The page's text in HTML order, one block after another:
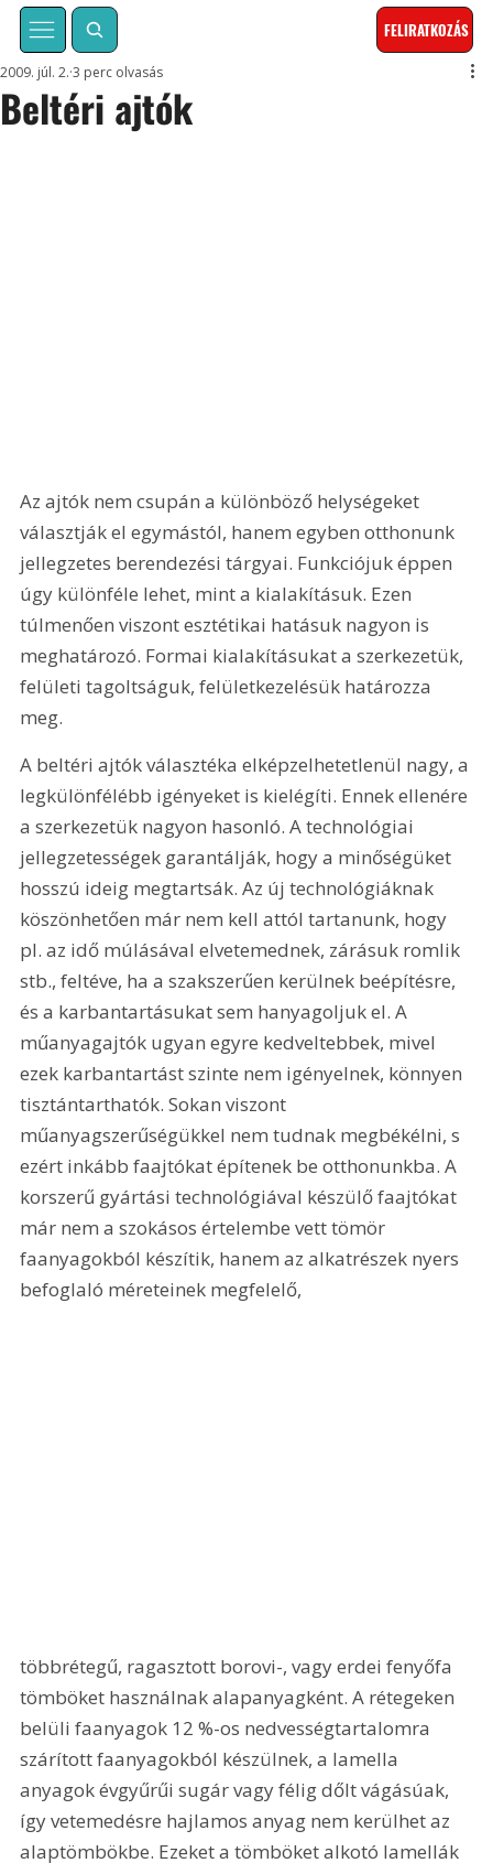
FELIRATKOZÁS
Beltéri ajtók
2009. júl. 2. 3 perc olvasás
Az ajtók nem csupán a különböző helységeket
választják el egymástól, hanem egyben otthonunk
jellegzetes berendezési tárgyai. Funkciójuk éppen
úgy különféle lehet, mint a kialakításuk. Ezen
túlmenően viszont esztétikai hatásuk nagyon is
meghatározó. Formai kialakításukat a szerkezetük,
felületi tagoltságuk, felületkezelésük határozza
meg.
A beltéri ajtók választéka elképzelhetetlenül nagy, a
legkülönfélébb igényeket is kielégíti. Ennek ellenére
a szerkezetük nagyon hasonló. A technológiai
jellegzetességek garantálják, hogy a minőségüket
hosszú ideig megtartsák. Az új technológiáknak
köszönhetően már nem kell attól tartanunk, hogy
pl. az idő múlásával elvetemednek, zárásuk romlik
stb., feltéve, ha a szakszerűen kerülnek beépítésre,
és a karbantartásukat sem hanyagoljuk el. A
műanyagajtók ugyan egyre kedveltebbek, mivel
ezek karbantartást szinte nem igényelnek, könnyen
tisztántarthatók. Sokan viszont
műanyagszerűségükkel nem tudnak megbékélni, s
ezért inkább faajtókat építenek be otthonunkba. A
korszerű gyártási technológiával készülő faajtókat
már nem a szokásos értelembe vett tömör
faanyagokból készítik, hanem az alkatrészek nyers
befoglaló méreteinek megfelelő,
többrétegű, ragasztott borovi-, vagy erdei fenyőfa
tömböket használnak alapanyagként. A rétegeken
belüli faanyagok 12 %-os nedvességtartalomra
szárított faanyagokból készülnek, a lamella
anyagok évgyűrűi sugár vagy félig dőlt vágásúak,
így vetemedésre hajlamos anyag nem kerülhet az
alaptömbökbe. Ezeket a tömböket alkotó lamellák